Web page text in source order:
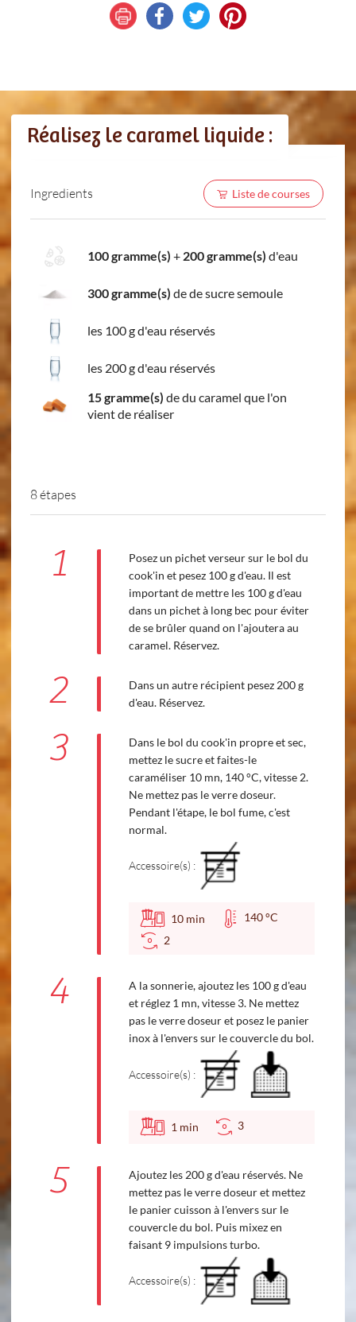
Réalisez le caramel liquide :
Ingredients Liste de courses
100 gramme(s) + 200 gramme(s) d'eau
300 gramme(s) de de sucre semoule
les 100 g d'eau réservés
les 200 g d'eau réservés
15 gramme(s) de du caramel que l'on
vient de réaliser
8 étapes
1
Posez un pichet verseur sur le bol du
cook'in et pesez 100 g d'eau. Il est
important de mettre les 100 g d'eau
dans un pichet à long bec pour éviter
de se brûler quand on l'ajoutera au
caramel. Réservez.
2
Dans un autre récipient pesez 200 g
d'eau. Réservez.
3
Dans le bol du cook'in propre et sec,
mettez le sucre et faites-le
caraméliser 10 mn, 140 °C, vitesse 2.
Ne mettez pas le verre doseur.
Pendant l'étape, le bol fume, c'est
normal.
Accessoire(s) :
10 min
140 °C
2
4
A la sonnerie, ajoutez les 100 g d'eau
et réglez 1 mn, vitesse 3. Ne mettez
pas le verre doseur et posez le panier
inox à l'envers sur le couvercle du bol.
Accessoire(s) :
1 min 3
5
Ajoutez les 200 g d'eau réservés. Ne
mettez pas le verre doseur et mettez
le panier cuisson à l'envers sur le
couvercle du bol. Puis mixez en
faisant 9 impulsions turbo.
Accessoire(s) :